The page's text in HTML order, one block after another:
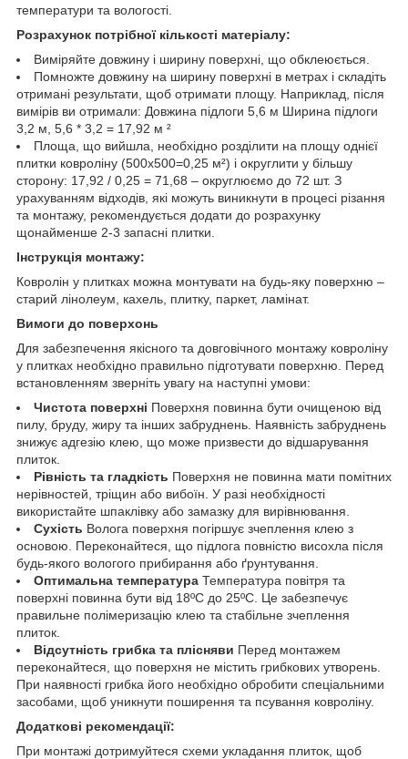
температури та вологості.
Розрахунок потрібної кількості матеріалу:
Виміряйте довжину і ширину поверхні, що обклеюється.
Помножте довжину на ширину поверхні в метрах і складіть
отримані результати, щоб отримати площу. Наприклад, після
вимірів ви отримали: Довжина підлоги 5,6 м Ширина підлоги
3,2 м, 5,6 * 3,2 = 17,92 м ²
Площа, що вийшла, необхідно розділити на площу однієї
плитки ковроліну (500х500=0,25 м²) і округлити у більшу
сторону: 17,92 / 0,25 = 71,68 – округлюємо до 72 шт. З
урахуванням відходів, які можуть виникнути в процесі різання
та монтажу, рекомендується додати до розрахунку
щонайменше 2-3 запасні плитки.
Інструкція монтажу:
Ковролін у плитках можна монтувати на будь-яку поверхню –
старий лінолеум, кахель, плитку, паркет, ламінат.
Вимоги до поверхонь
Для забезпечення якісного та довговічного монтажу ковроліну
у плитках необхідно правильно підготувати поверхню. Перед
встановленням зверніть увагу на наступні умови:
Чистота поверхні Поверхня повинна бути очищеною від
пилу, бруду, жиру та інших забруднень. Наявність забруднень
знижує адгезію клею, що може призвести до відшарування
плиток.
Рівність та гладкість Поверхня не повинна мати помітних
нерівностей, тріщин або вибоїн. У разі необхідності
використайте шпаклівку або замазку для вирівнювання.
Сухість Волога поверхня погіршує зчеплення клею з
основою. Переконайтеся, що підлога повністю висохла після
будь-якого вологого прибирання або ґрунтування.
Оптимальна температура Температура повітря та
поверхні повинна бути від 18ºС до 25ºС. Це забезпечує
правильне полімеризацію клею та стабільне зчеплення
плиток.
Відсутність грибка та плісняви Перед монтажем
переконайтеся, що поверхня не містить грибкових утворень.
При наявності грибка його необхідно обробити спеціальними
засобами, щоб уникнути поширення та псування ковроліну.
Додаткові рекомендації:
При монтажі дотримуйтеся схеми укладання плиток, щоб